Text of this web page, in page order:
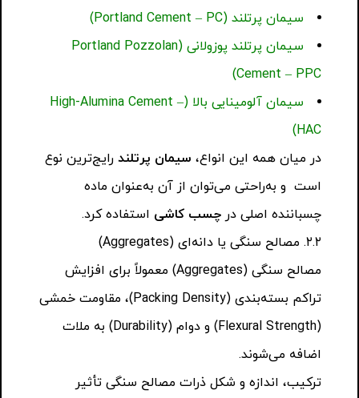
سیمان پرتلند (Portland Cement – PC)
سیمان پرتلند پوزولانی (Portland Pozzolan
Cement – PPC)
سیمان آلومینایی بالا (High-Alumina Cement –
HAC)
در میان همه این انواع، سیمان پرتلند رایج‌ترین نوع
است و به‌راحتی می‌توان از آن به‌عنوان ماده
چسباننده اصلی در چسب کاشی استفاده کرد.
۲.۲. مصالح سنگی یا دانه‌ای (Aggregates)
مصالح سنگی (Aggregates) معمولاً برای افزایش
تراکم بسته‌بندی (Packing Density)، مقاومت خمشی
(Flexural Strength) و دوام (Durability) به ملات
اضافه می‌شوند.
ترکیب، اندازه و شکل ذرات مصالح سنگی تأثیر